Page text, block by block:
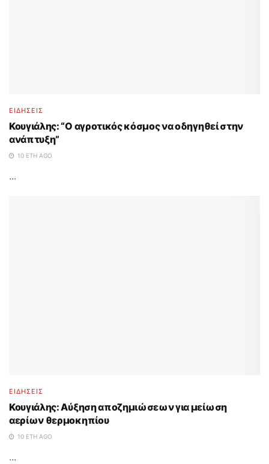
ΕΙΔΗΣΕΙΣ
Κουγιάλης: “O αγροτικός κόσμος να οδηγηθεί στην
ανάπτυξη”
10 ΈΤΗ AGO
...
ΕΙΔΗΣΕΙΣ
Κουγιάλης: Αύξηση αποζημιώσεων για μείωση
αερίων θερμοκηπίου
10 ΈΤΗ AGO
...